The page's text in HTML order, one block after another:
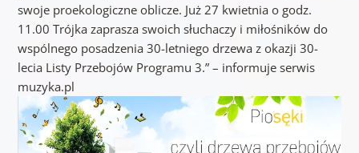
swoje proekologiczne oblicze. Już 27 kwietnia o godz.
11.00 Trójka zaprasza swoich słuchaczy i miłośników do
wspólnego posadzenia 30-letniego drzewa z okazji 30-
lecia Listy Przebojów Programu 3.” – informuje serwis
muzyka.pl